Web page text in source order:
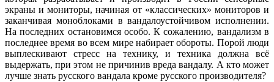
экраны и мониторы, начиная от «классических» мониторов и
заканчивая моноблоками в вандалоустойчивом исполнении.
На последних остановимся особо. К сожалению, вандализм в
последнее время во всем мире набирает обороты. Порой люди
выплескивают стресс на технику, и техника должна всё
выдержать, при этом не причинив вреда вандалу. А кто может
лучше знать русского вандала кроме русского производителя?